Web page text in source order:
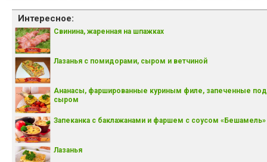
Интересное:
Свинина, жаренная на шпажках
Лазанья с помидорами, сыром и ветчиной
Ананасы, фаршированные куриным филе, запеченные под
сыром
Запеканка с баклажанами и фаршем с соусом «Бешамель»
Лазанья